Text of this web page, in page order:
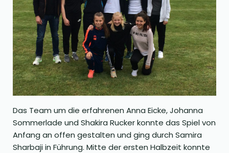
Das Team um die erfahrenen Anna Eicke, Johanna
Sommerlade und Shakira Rucker konnte das Spiel von
Anfang an offen gestalten und ging durch Samira
Sharbaji in Führung. Mitte der ersten Halbzeit konnte